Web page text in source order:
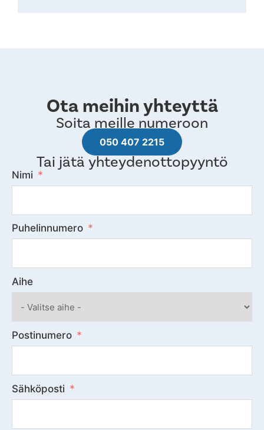
Ota meihin yhteyttä
Soita meille numeroon
050 407 2215
Tai jätä yhteydenottopyyntö
Nimi
Puhelinnumero
Aihe
Postinumero
Sähköposti